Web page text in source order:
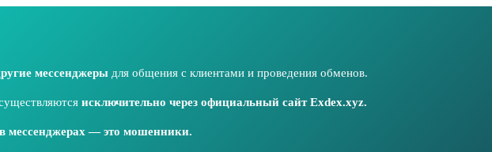
мессенджеры для общения с клиентами и проведения обменов.
исключительно через официальный сайт Exdex.xyz.
мессенджерах — это мошенники.